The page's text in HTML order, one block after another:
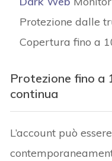
Protezione dalle
Copertura fino a
Protezione fino a
continua
L’account può